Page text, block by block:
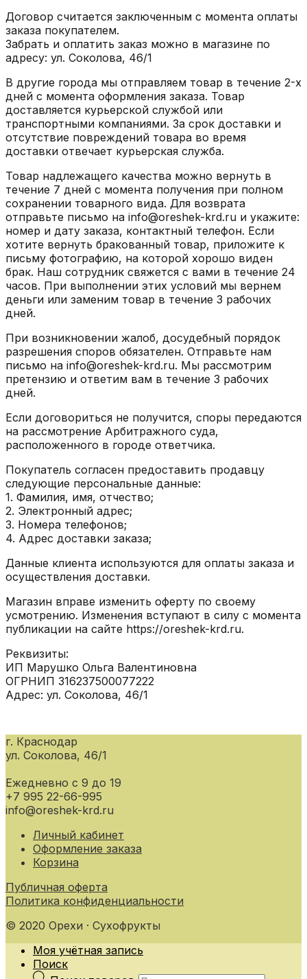
Договор считается заключенным с момента оплаты
заказа покупателем.
Забрать и оплатить заказ можно в магазине по
адресу: ул. Соколова, 46/1
В другие города мы отправляем товар в течение 2-х
дней с момента оформления заказа. Товар
доставляется курьерской службой или
транспортными компаниями. За срок доставки и
отсутствие повреждений товара во время
доставки отвечает курьерская служба.
Товар надлежащего качества можно вернуть в
течение 7 дней с момента получения при полном
сохранении товарного вида. Для возврата
отправьте письмо на info@oreshek-krd.ru и укажите:
номер и дату заказа, контактный телефон. Если
хотите вернуть бракованный товар, приложите к
письму фотографию, на которой хорошо виден
брак. Наш сотрудник свяжется с вами в течение 24
часов. При выполнении этих условий мы вернем
деньги или заменим товар в течение 3 рабочих
дней.
При возникновении жалоб, досудебный порядок
разрешения споров обязателен. Отправьте нам
письмо на info@oreshek-krd.ru. Мы рассмотрим
претензию и ответим вам в течение 3 рабочих
дней.
Если договориться не получится, споры передаются
на рассмотрение Арбитражного суда,
расположенного в городе ответчика.
Покупатель согласен предоставить продавцу
следующие персональные данные:
1. Фамилия, имя, отчество;
2. Электронный адрес;
3. Номера телефонов;
4. Адрес доставки заказа;
Данные клиента используются для оплаты заказа и
осуществления доставки.
Магазин вправе изменить оферту по своему
усмотрению. Изменения вступают в силу с момента
публикации на сайте https://oreshek-krd.ru.
Реквизиты:
ИП Марушко Ольга Валентиновна
ОГРНИП 316237500077222
Адрес: ул. Соколова, 46/1
г. Краснодар
ул. Соколова, 46/1
Ежедневно с 9 до 19
+7 995 22-66-995
info@oreshek-krd.ru
Личный кабинет
Оформление заказа
Корзина
Публичная оферта
Политика конфиденциальности
© 2020 Орехи · Сухофрукты
Моя учётная запись
Поиск